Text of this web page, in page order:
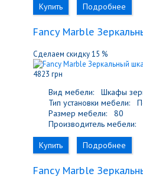
Купить
Подробнее
Fancy Marble
Сделаем скидку 15 %
4823 грн
Вид мебели:
Шкафы
Тип установки мебели:
Размер мебели:
80
Производитель мебели:
Купить
Подробнее
Fancy Marble